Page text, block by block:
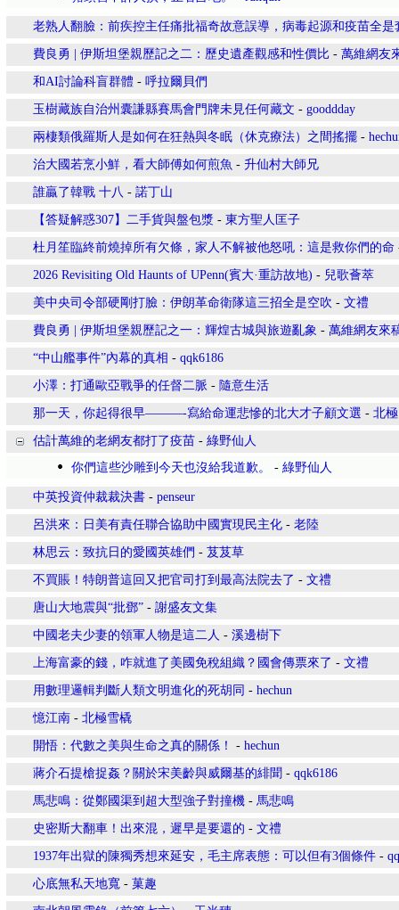
老熟人翻臉：前疾控主任痛批福奇故意誤導，病毒起源和疫苗全是
費良勇 | 伊斯坦堡親歷記之二：歷史遺產觀感和性價比 - 萬維網友
和AI討論科盲群體 - 呼拉爾貝們
玉樹藏族自治州囊謙縣賽馬會門牌未見任何藏文 - gooddday
兩棲類俄羅斯人是如何在狂熱與冬眠（休克療法）之間搖擺 -
治大國若烹小鮮，看大師傅如何煎魚 - 升仙村大師兄
誰贏了韓戰 十八 - 諾丁山
【答疑解惑307】二手貨與盤包漿 - 東方聖人匡子
杜月笙臨終前燒掉所有欠條，家人不解被他怒吼：這是救你們的命
2026 Revisiting Old Haunts of UPenn(賓大·重訪故地) - 兒歌薈萃
美中央司令部硬剛打臉：伊朗革命衛隊這三招全是空吹 - 文禮
費良勇 | 伊斯坦堡親歷記之一：輝煌古城與旅遊亂象 - 萬維網友來
“中山艦事件”內幕的真相 - qqk6186
小澤：打通歐亞戰爭的任督二脈 - 隨意生活
那一天，你起得很早———-寫給命運悲慘的北大才子顧文選 - 北
估計萬維的老網友都打了疫苗 - 綠野仙人
你們這些沙雕到今天也沒給我道歉。
- 綠野仙人
中英投資仲裁裁決書 - penseur
呂洪來：日美有責任聯合協助中國實現民主化 - 老陸
林思云：致抗日的愛國英雄們 - 芨芨草
不買賬！特朗普這回又把官司打到最高法院去了 - 文禮
唐山大地震與“批鄧” - 謝盛友文集
中國老夫少妻的領軍人物是這二人 - 溪邊樹下
上海富豪的錢，咋就進了美國免稅組織？國會傳票來了 - 文禮
用數理邏輯判斷人類文明進化的死胡同 - hechun
憶江南 - 北極雪橇
開悟：代數之美與生命之真的關係！ - hechun
蔣介石提槍捉姦？關於宋美齡與威爾基的緋聞 - qqk6186
馬悲鳴：從鄭國渠到超大型強子對撞機 - 馬悲鳴
史密斯大翻車！出來混，遲早是要還的 - 文禮
1937年出獄的陳獨秀想來延安，毛主席表態：可以但有3個條件 -
心底無私天地寬 - 菓趣